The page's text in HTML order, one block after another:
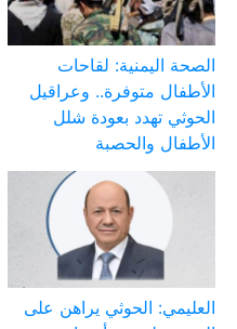
الصحة اليمنية: لقاحات
الأطفال متوفرة.. وعراقيل
الحوثي تهدد بعودة شلل
الأطفال والحصبة
العليمي: الحوثي يراهن على